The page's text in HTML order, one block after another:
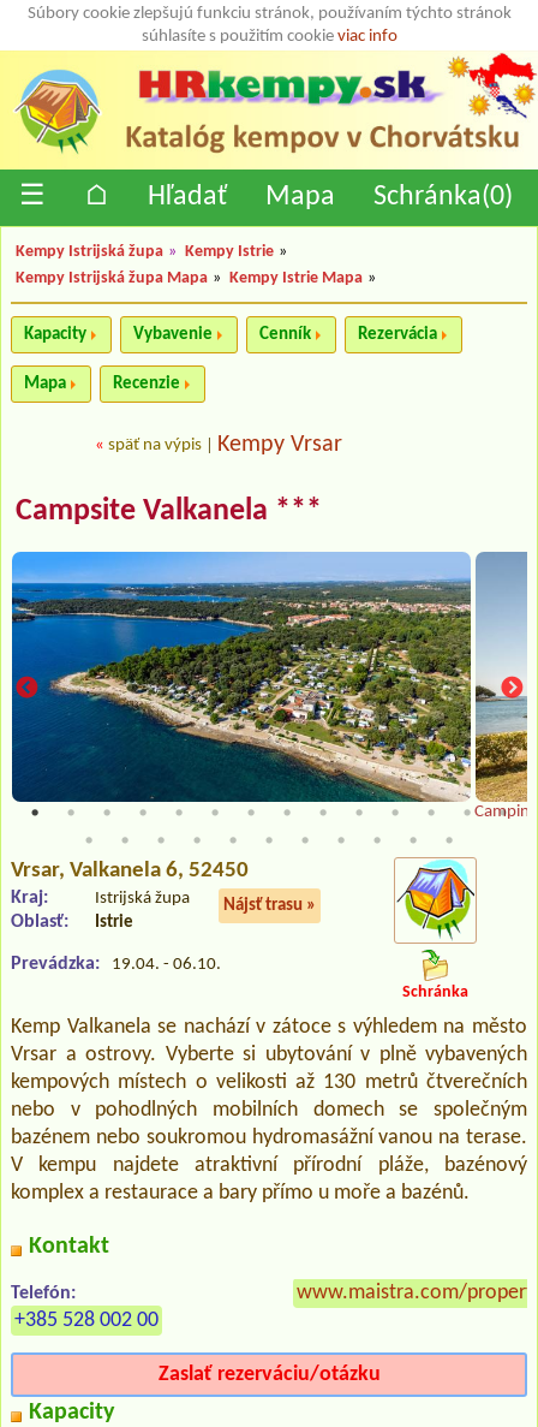
Súbory cookie zlepšujú funkciu stránok, používaním týchto stránok
súhlasíte s použitím cookie viac info
☰ ⌂ Hľadať Mapa Schránka(0)
Kempy Istrijská župa » Kempy Istrie »
Kempy Istrijská župa Mapa » Kempy Istrie Mapa »
Kapacity Vybavenie Cenník Rezervácia
Mapa Recenzie
« späť na výpis Kempy Vrsar
Campsite Valkanela ***
Vrsar, Valkanela 6, 52450
Nájsť trasu »
Kraj: Istrijská župa
Oblasť: Istrie
Prevádzka:
19.04. - 06.10.
Schránka
Kemp Valkanela se nachází v zátoce s výhledem na město
Vrsar a ostrovy. Vyberte si ubytování v plně vybavených
kempových místech o velikosti až 130 metrů čtverečních
nebo v pohodlných mobilních domech se společným
bazénem nebo soukromou hydromasážní vanou na terase.
V kempu najdete atraktivní přírodní pláže, bazénový
komplex a restaurace a bary přímo u moře a bazénů.
Kontakt
Telefón:
+385 528 002 00
www.maistra.com/
Zaslať rezerváciu/otázku
Kapacity